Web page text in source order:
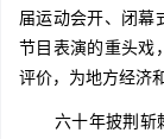
届运动会开、闭幕
节目表演的重头戏
评价，为地方经济
六十年披荆斩